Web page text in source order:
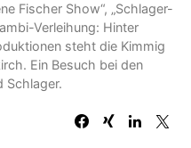
Fischer Show“, „Schlager-
Verleihung: Hinter
steht die Kimmig
Ein Besuch bei den
Schlager.